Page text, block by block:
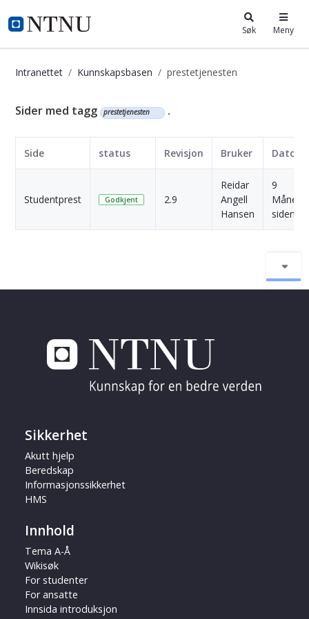
i.ntnu.no Søk Meny
Intranettet Kunnskapsbasen prestetjenesten
Kunnskapsbasen
Sider med tagg prestetjenesten .
Side status Revisjon Bruker Dato
Studentprest Godkjent 2.9
Reidar
Angell
Hansen
9
siden
Sikkerhet
Akutt hjelp
Beredskap
Informasjonssikkerhet
HMS
Innhold
Tema A-Å
Wikisøk
For studenter
For ansatte
Innsida introduksjon